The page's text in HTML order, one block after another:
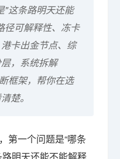
这条路明天还能
径可解释性、冻卡
卡出金节点、综
，系统拆解
框架，帮你在选
楚。
第一个问题是“哪条